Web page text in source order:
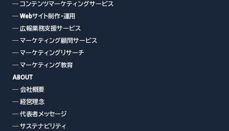
― コンテンツマーケティングサービス
― Webサイト制作・運用
― 広報業務支援サービス
― マーケティング顧問サービス
― マーケティングリサーチ
― マーケティング教育
ABOUT
― 会社概要
― 経営理念
― 代表者メッセージ
― サステナビリティ